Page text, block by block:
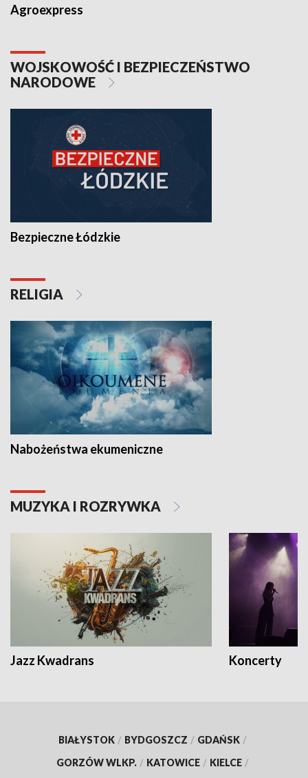
Agroexpress
WOJSKOWOŚĆ I BEZPIECZEŃSTWO
NARODOWE
Bezpieczne Łódzkie
RELIGIA
Nabożeństwa ekumeniczne
MUZYKA I ROZRYWKA
Jazz Kwadrans Koncerty
BIAŁYSTOK / BYDGOSZCZ / GDAŃSK /
GORZÓW WLKP. / KATOWICE / KIELCE /